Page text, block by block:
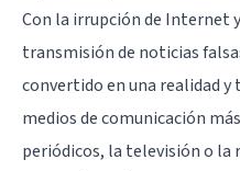
Con la irrupción de Internet
transmisión de noticias
convertido en una realidad y
medios de comunicación
periódicos, la televisión o la